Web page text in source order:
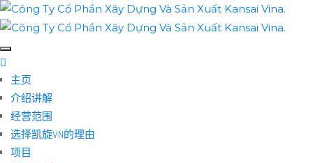
主页
介绍讲解
经营范围
选择凯旋VN的理由
项目